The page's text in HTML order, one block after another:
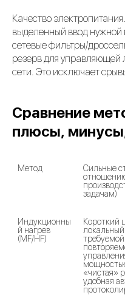
Качество
выделенный ввод
сетевые фильтры/
резерв для управляющей
сети. Это исключает
Сравнение
плюсы,
Метод
Сильные
задачам)
Индукционны
й нагрев
(MF/HF)
Короткий
«чистая»
удобная